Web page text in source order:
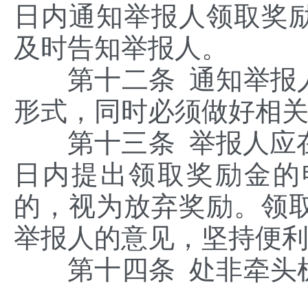
日内通知举报人领取奖
及时告知举报人。
第十二条 通知举报
形式，同时必须做好相
第十三条 举报人应在
日内提出领取奖励金
的，视为放弃奖励。领
举报人的意见，坚持便
第十四条 处非牵头